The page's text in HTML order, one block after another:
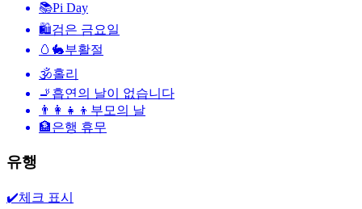
📚Pi Day
🛍검은 금요일
🥚🐇부활절
🕉홀리
🚬 흡연의 날이 없습니다
👨‍👩‍👧‍👦 부모의 날
🏦은행 휴무
유행
✔️체크 표시